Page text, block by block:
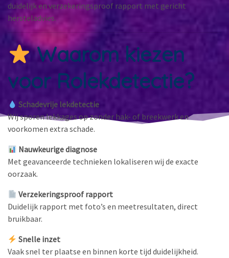
duidelijk en verzekeringsproof rapport met gericht
hersteladvies.
Waarom kiezen
voor Rolekdetectie?
Schadevrije lekdetectie
Wij sporen lekkages op zonder hak- of breekwerk en
voorkomen extra schade.
Nauwkeurige diagnose
Met geavanceerde technieken lokaliseren wij de exacte
oorzaak.
Verzekeringsproof rapport
Duidelijk rapport met foto’s en meetresultaten, direct
bruikbaar.
Snelle inzet
Vaak snel ter plaatse en binnen korte tijd duidelijkheid.